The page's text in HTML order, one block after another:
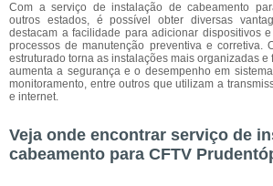
Com a serviço de instalação de cabeamento
outros estados, é possível obter diversas
destacam a facilidade para adicionar dispositivos
processos de manutenção preventiva e corretiva.
estruturado torna as instalações mais organizadas e
aumenta a segurança e o desempenho em
monitoramento, entre outros que utilizam a
e internet.
Veja onde encontrar serviço de
cabeamento para CFTV